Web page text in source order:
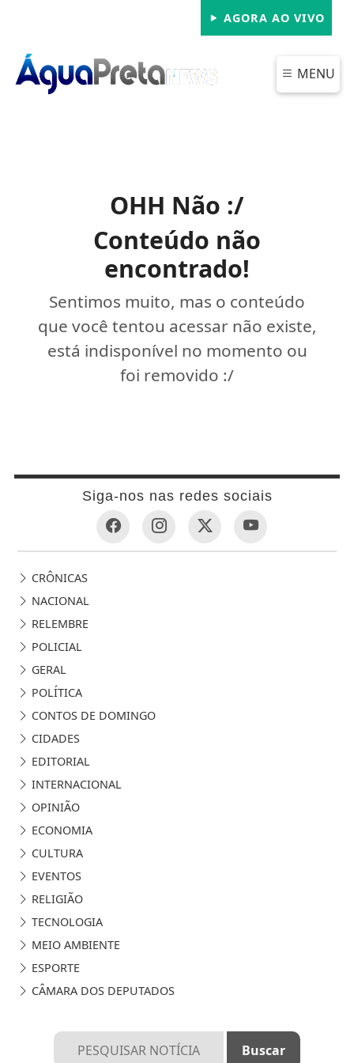
AGORA AO VIVO
MENU
OHH Não :/
Conteúdo não
encontrado!
Sentimos muito, mas o conteúdo
que você tentou acessar não existe,
está indisponível no momento ou
foi removido :/
Siga-nos nas redes sociais
CRÔNICAS
NACIONAL
RELEMBRE
POLICIAL
GERAL
POLÍTICA
CONTOS DE DOMINGO
CIDADES
EDITORIAL
INTERNACIONAL
OPINIÃO
ECONOMIA
CULTURA
EVENTOS
RELIGIÃO
TECNOLOGIA
MEIO AMBIENTE
ESPORTE
CÂMARA DOS DEPUTADOS